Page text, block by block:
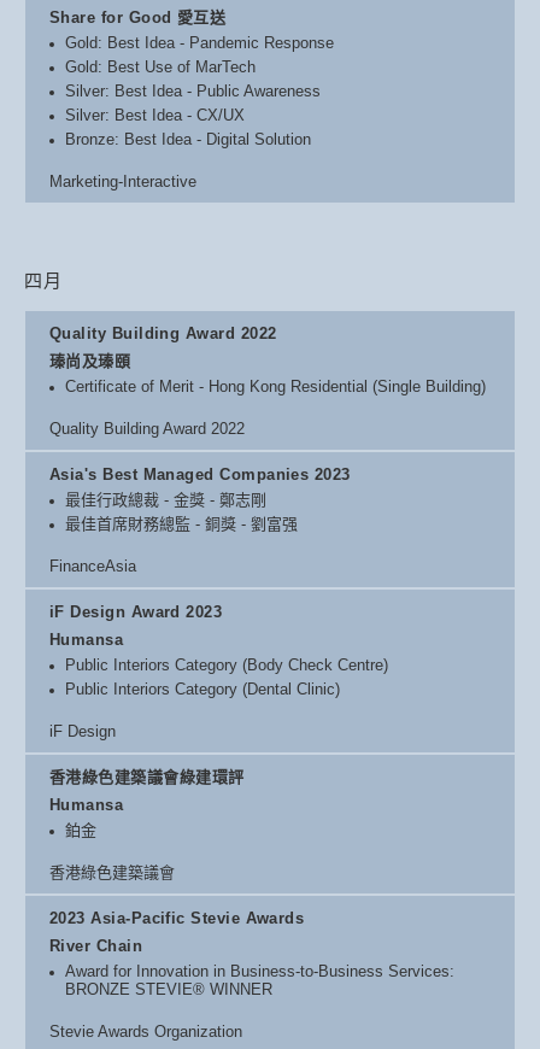
Share for Good 愛互送
Gold: Best Idea - Pandemic Response
Gold: Best Use of MarTech
Silver: Best Idea - Public Awareness
Silver: Best Idea - CX/UX
Bronze: Best Idea - Digital Solution
Marketing-Interactive
四月
Quality Building Award 2022
瑧尚及瑧頤
Certificate of Merit - Hong Kong Residential (Single Building)
Quality Building Award 2022
Asia's Best Managed Companies 2023
最佳行政總裁 - 金獎 - 鄭志剛
最佳首席財務總監 - 銅獎 - 劉富强
FinanceAsia
iF Design Award 2023
Humansa
Public Interiors Category (Body Check Centre)
Public Interiors Category (Dental Clinic)
iF Design
香港綠色建築議會綠建環評
Humansa
鉑金
香港綠色建築議會
2023 Asia-Pacific Stevie Awards
River Chain
Award for Innovation in Business-to-Business Services:
BRONZE STEVIE® WINNER
Stevie Awards Organization